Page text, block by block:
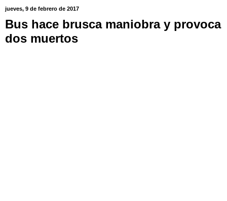
jueves, 9 de febrero de 2017
Bus hace brusca maniobra y provoca
dos muertos